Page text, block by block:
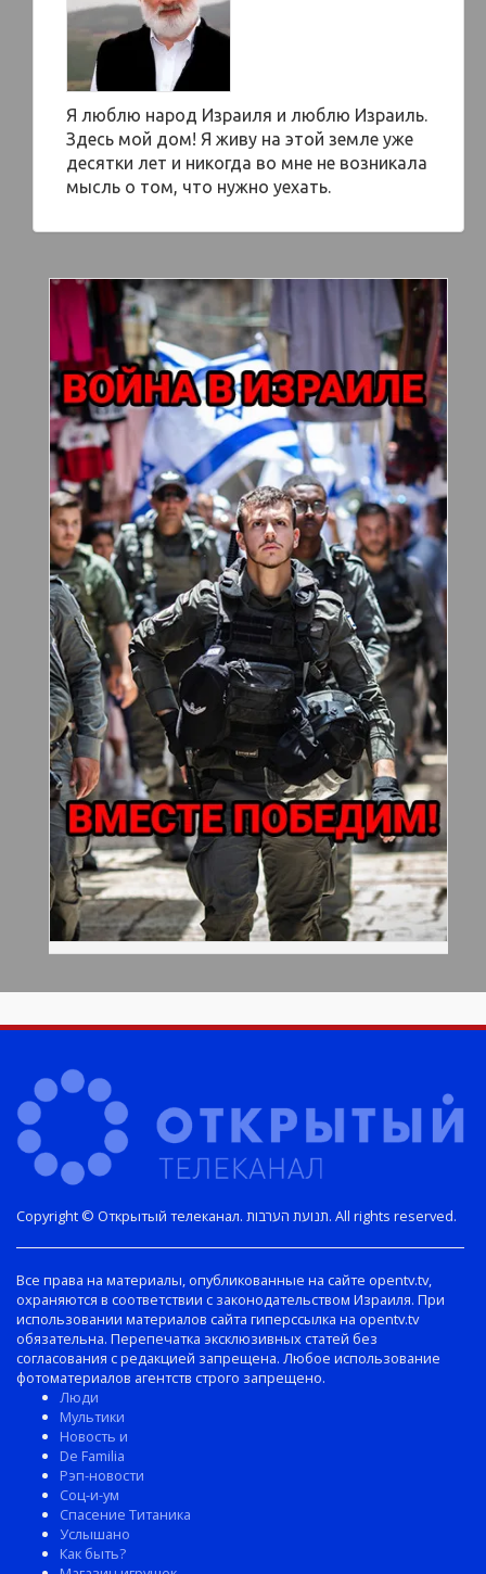
Я люблю народ Израиля и люблю Израиль.
Здесь мой дом! Я живу на этой земле уже
десятки лет и никогда во мне не возникала
мысль о том, что нужно уехать.
Copyright © Открытый телеканал. תנועת הערבות. All rights reserved.
Все права на материалы, опубликованные на сайте opentv.tv,
охраняются в соответствии с законодательством Израиля. При
использовании материалов сайта гиперссылка на opentv.tv
обязательна. Перепечатка эксклюзивных статей без
согласования с редакцией запрещена. Любое использование
фотоматериалов агентств строго запрещено.
Люди
Мультики
Новость и
De Familia
Рэп-новости
Соц-и-ум
Спасение Титаника
Услышано
Как быть?